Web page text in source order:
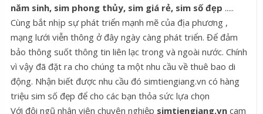
năm sinh, sim phong thủy, sim giá rẻ, sim số đẹp .....
Cùng bắt nhịp sự phát triển mạnh mẽ của địa phương ,
mạng lưới viễn thông ở đây ngày càng phát triển. Để đảm
bảo thông suốt thông tin liên lạc trong và ngoài nước. Chính
vì vậy đã đặt ra cho chúng ta một nhu cầu về thuê bao di
động. Nhận biết được nhu cầu đó simtiengiang.vn có hàng
triệu sim số đẹp để cho các bạn thỏa sức lựa chọn
Với đội ngũ nhân viên chuyên nghiệp simtiengiang.vn cam